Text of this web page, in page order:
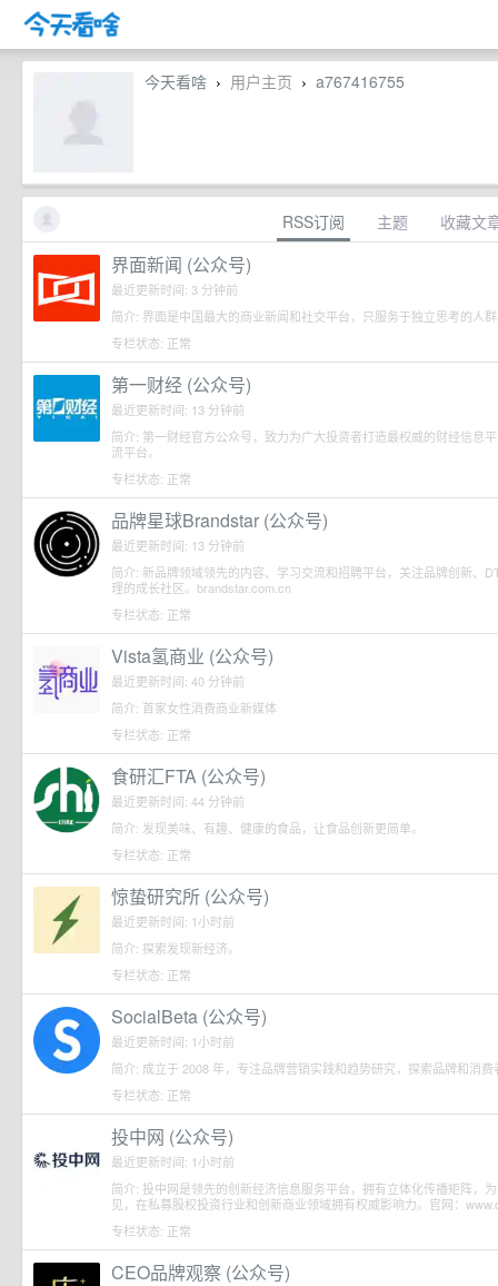
今天看啥 › 用户主页 › a767416755
RSS订阅 主题 收藏文
界面新闻 (公众号)
最近更新时间: 3 分钟前
简介: 界面是中国最大的商业新闻和社交平台，只服务于独立思考的人
专栏状态: 正常
第一财经 (公众号)
最近更新时间: 13 分钟前
简介: 第一财经官方公众号，致力为广大投资者打造最权威的财经信息
流平台。
专栏状态: 正常
品牌星球Brandstar (公众号)
最近更新时间: 13 分钟前
简介: 新品牌领域领先的内容、学习交流和招聘平台，关注品牌创新、
理的成长社区。brandstar.com.cn
专栏状态: 正常
Vista氢商业 (公众号)
最近更新时间: 40 分钟前
简介: 首家女性消费商业新媒体
专栏状态: 正常
食研汇FTA (公众号)
最近更新时间: 44 分钟前
简介: 发现美味、有趣、健康的食品，让食品创新更简单。
专栏状态: 正常
惊蛰研究所 (公众号)
最近更新时间: 1小时前
简介: 探索发现新经济。
专栏状态: 正常
SocialBeta (公众号)
最近更新时间: 1小时前
简介: 成立于 2008 年，专注品牌营销实践和趋势研究，探索品牌和消
专栏状态: 正常
投中网 (公众号)
最近更新时间: 1小时前
简介: 投中网是领先的创新经济信息服务平台，拥有立体化传播矩阵，
见，在私募股权投资行业和创新商业领域拥有权威影响力。官网：
专栏状态: 正常
CEO品牌观察 (公众号)